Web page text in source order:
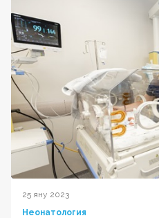
25 яну 2023
Неонатология